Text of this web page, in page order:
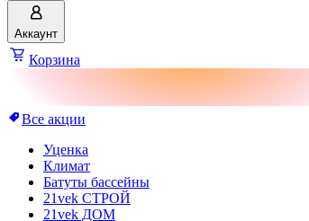
Аккаунт
Корзина
Все акции
Уценка
Климат
Батуты бассейны
21vek СТРОЙ
21vek ДОМ